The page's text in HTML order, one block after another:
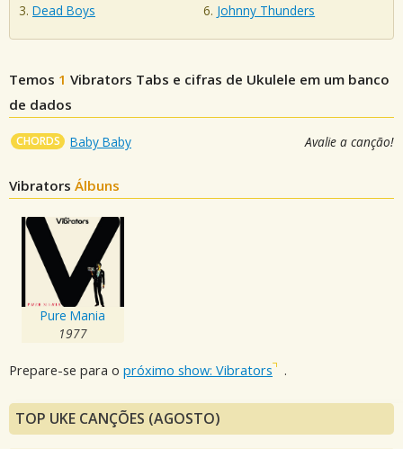
Dead Boys
Johnny Thunders
Temos 1 Vibrators Tabs e cifras de Ukulele em um banco
de dados
CHORDS Baby Baby Avalie a canção!
Vibrators Álbuns
Pure Mania
1977
Prepare-se para o próximo show: Vibrators .
TOP UKE CANÇÕES (AGOSTO)